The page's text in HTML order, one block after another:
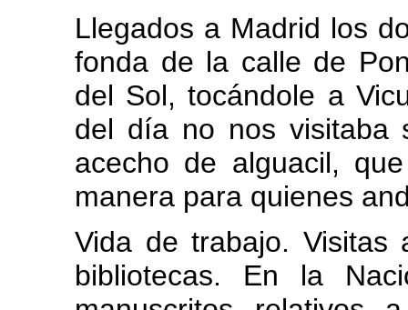
Llegados a Madrid los
fonda de la calle de
del Sol, tocándole a
del día no nos visitaba
acecho de alguacil,
manera para quienes
Vida de trabajo. Visitas
bibliotecas. En la